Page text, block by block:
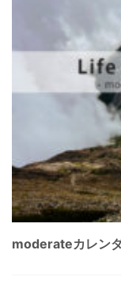
moderateカレン